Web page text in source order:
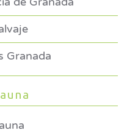
Granada